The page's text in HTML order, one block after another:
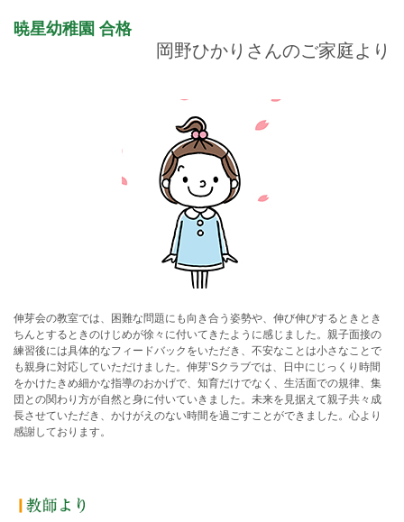
暁星幼稚園 合格
岡野ひかりさんのご家庭より
伸芽会の教室では、困難な問題にも向き合う姿勢や、伸び伸びするときとき
ちんとするときのけじめが徐々に付いてきたように感じました。親子面接の
練習後には具体的なフィードバックをいただき、不安なことは小さなことで
も親身に対応していただけました。伸芽’Sクラブでは、日中にじっくり時間
をかけたきめ細かな指導のおかげで、知育だけでなく、生活面での規律、集
団との関わり方が自然と身に付いていきました。未来を見据えて親子共々成
長させていただき、かけがえのない時間を過ごすことができました。心より
感謝しております。